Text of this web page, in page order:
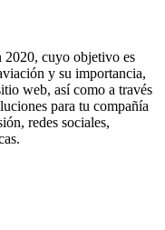
2020, cuyo objetivo es
y su importancia,
web, así como a través
para tu compañía
redes sociales,